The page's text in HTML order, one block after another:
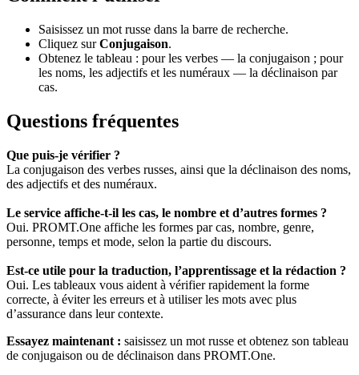
Saisissez un mot russe dans la barre de recherche.
Cliquez surConjugaison.
Obtenez le tableau : pour les verbes — la conjugaison ; pour
les noms, les adjectifs et les numéraux — la déclinaison par
cas.
Questions fréquentes
Que puis-je vérifier ?
La conjugaison des verbes russes, ainsi que la déclinaison des noms,
des adjectifs et des numéraux.
Le service affiche-t-il les cas, le nombre et d’autres formes ?
Oui. PROMT.One affiche les formes par cas, nombre, genre,
personne, temps et mode, selon la partie du discours.
Est-ce utile pour la traduction, l’apprentissage et la rédaction ?
Oui. Les tableaux vous aident à vérifier rapidement la forme
correcte, à éviter les erreurs et à utiliser les mots avec plus
d’assurance dans leur contexte.
Essayez maintenant : saisissez un mot russe et obtenez son tableau
de conjugaison ou de déclinaison dans PROMT.One.